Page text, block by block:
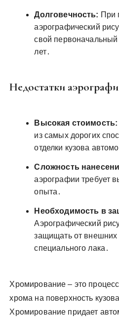
Долговечность: При
аэрографический
свой
лет․
Недостатки
Высокая стоимость:
из самых дорогих
отделки кузова
Сложность
аэрографии требует
опыта․
Необходимость в
Аэрографический
защищать от
специального лака․
Хромирование – это
хрома на поверхность
Хромирование придает